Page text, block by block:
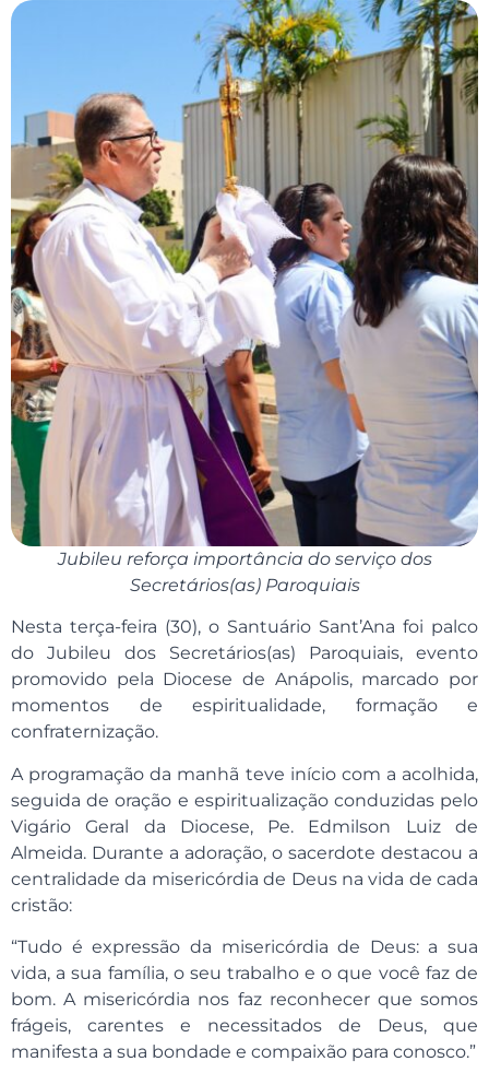
Jubileu reforça importância do serviço dos
Secretários(as) Paroquiais
Nesta terça-feira (30), o Santuário Sant’Ana foi palco
do Jubileu dos Secretários(as) Paroquiais, evento
promovido pela Diocese de Anápolis, marcado por
momentos de espiritualidade, formação e
confraternização.
A programação da manhã teve início com a acolhida,
seguida de oração e espiritualização conduzidas pelo
Vigário Geral da Diocese, Pe. Edmilson Luiz de
Almeida. Durante a adoração, o sacerdote destacou a
centralidade da misericórdia de Deus na vida de cada
cristão:
“Tudo é expressão da misericórdia de Deus: a sua
vida, a sua família, o seu trabalho e o que você faz de
bom. A misericórdia nos faz reconhecer que somos
frágeis, carentes e necessitados de Deus, que
manifesta a sua bondade e compaixão para conosco.”